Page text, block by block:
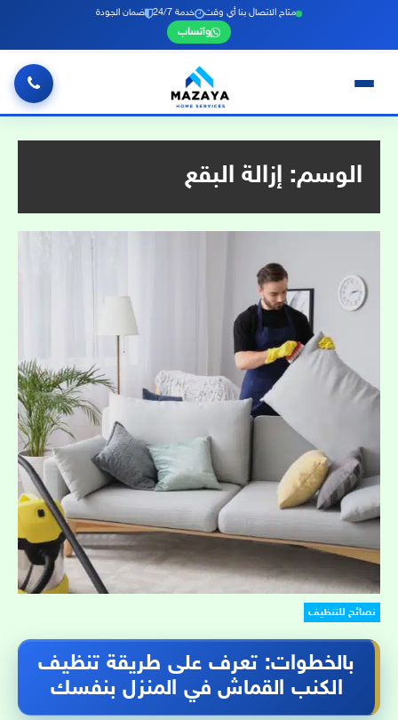
متاح الاتصال بنا أي وقت خدمة 24/7 ضمان الجودة
واتساب
الوسم: إزالة البقع
نصائح للتنظيف
بالخطوات: تعرف على طريقة تنظيف
الكنب القماش في المنزل بنفسك